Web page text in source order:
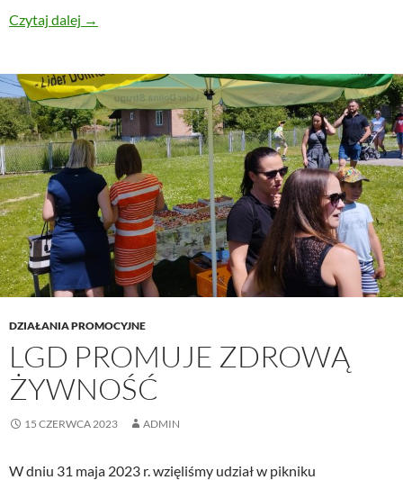
Czytaj dalej Umowy na 2 projekty grantowe podpisane!
→
DZIAŁANIA PROMOCYJNE
LGD PROMUJE ZDROWĄ
ŻYWNOŚĆ
15 CZERWCA 2023 ADMIN
W dniu 31 maja 2023 r. wzięliśmy udział w pikniku